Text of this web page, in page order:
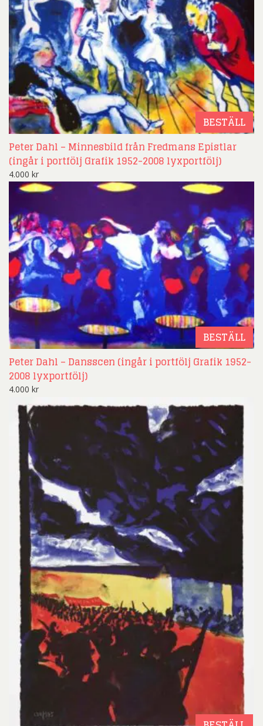
BESTÄLL
Peter Dahl – Minnesbild från Fredmans Epistlar
(ingår i portfölj Grafik 1952-2008 lyxportfölj)
4.000 kr
BESTÄLL
Peter Dahl – Dansscen (ingår i portfölj Grafik 1952-
2008 lyxportfölj)
4.000 kr